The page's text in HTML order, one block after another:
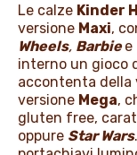
Le calze Kinder
versione Maxi,
Wheels, Barbiee
interno un gioco
accontenta della
versione Mega,
gluten free,
oppure Star Wars